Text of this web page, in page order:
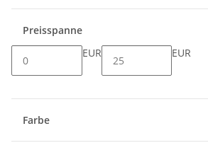
Preisspanne
EUR
EUR
Farbe